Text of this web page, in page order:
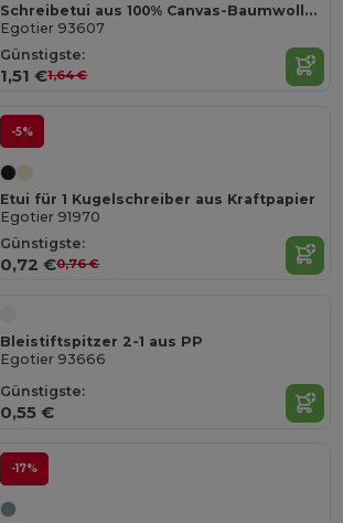
Schreibetui aus 100% Canvas-Baumwolle (290 g/m²)
Egotier 93607
Günstigste:
1,51 €1,64 €
-5%
Etui für 1 Kugelschreiber aus Kraftpapier
Egotier 91970
Günstigste:
0,72 €0,76 €
Bleistiftspitzer 2-1 aus PP
Egotier 93666
Günstigste:
0,55 €
-17%